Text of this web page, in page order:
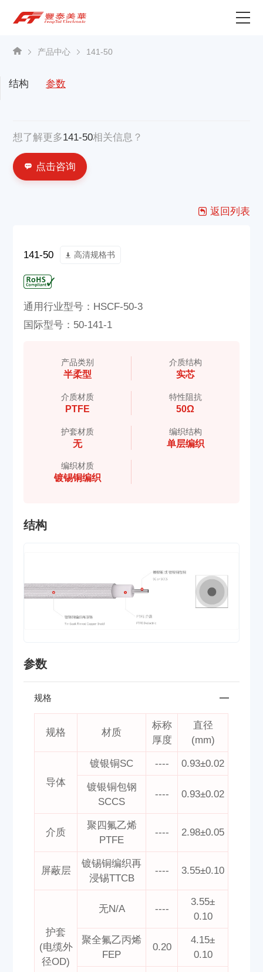
为什么选择丰泰？
产品中心
资讯中心
联系我们
产品中心 141-50
结构 参数
想了解更多141-50相关信息？
点击咨询
返回列表
141-50 高清规格书
通用行业型号：HSCF-50-3
国际型号：50-141-1
产品类别
半柔型
介质结构
实芯
介质材质
PTFE
特性阻抗
50Ω
护套材质
无
编织结构
单层编织
编织材质
镀锡铜编织
结构
参数
规格
规格 材质
标称
厚度
直径
(mm)
导体
镀银铜SC ---- 0.93±0.02
镀银铜包钢
SCCS
---- 0.93±0.02
介质
聚四氟乙烯
PTFE
---- 2.98±0.05
屏蔽层
镀锡铜编织再
浸锡TTCB
---- 3.55±0.10
护套
(电缆外
径OD)
无N/A ----
3.55±
0.10
聚全氟乙丙烯
FEP
0.20
4.15±
0.10